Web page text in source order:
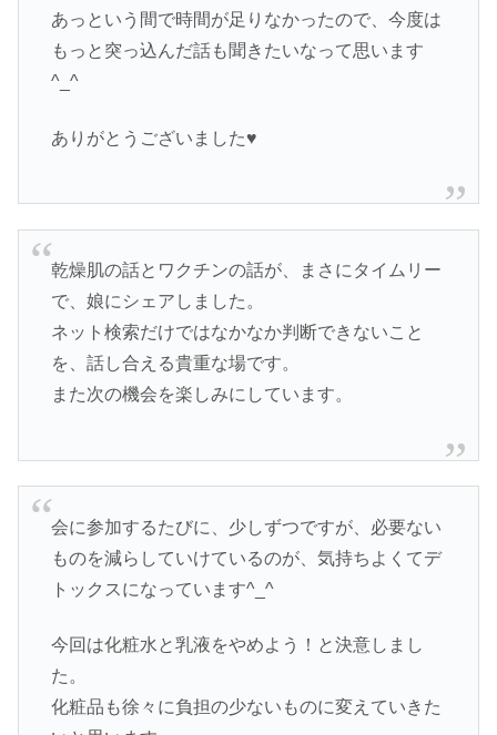
あっという間で時間が足りなかったので、今度は
もっと突っ込んだ話も聞きたいなって思います
^_^
ありがとうございました♥
乾燥肌の話とワクチンの話が、まさにタイムリー
で、娘にシェアしました。
ネット検索だけではなかなか判断できないこと
を、話し合える貴重な場です。
また次の機会を楽しみにしています。
会に参加するたびに、少しずつですが、必要ない
ものを減らしていけているのが、気持ちよくてデ
トックスになっています^_^
今回は化粧水と乳液をやめよう！と決意しまし
た。
化粧品も徐々に負担の少ないものに変えていきた